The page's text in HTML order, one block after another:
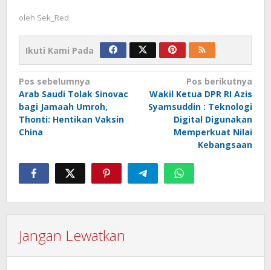
oleh Sek_Red
Ikuti Kami Pada
Navigasi
pos
Pos sebelumnya
Arab Saudi Tolak Sinovac
bagi Jamaah Umroh,
Thonti: Hentikan Vaksin
China
Pos berikutnya
Wakil Ketua DPR RI Azis
Syamsuddin : Teknologi
Digital Digunakan
Memperkuat Nilai
Kebangsaan
Jangan Lewatkan